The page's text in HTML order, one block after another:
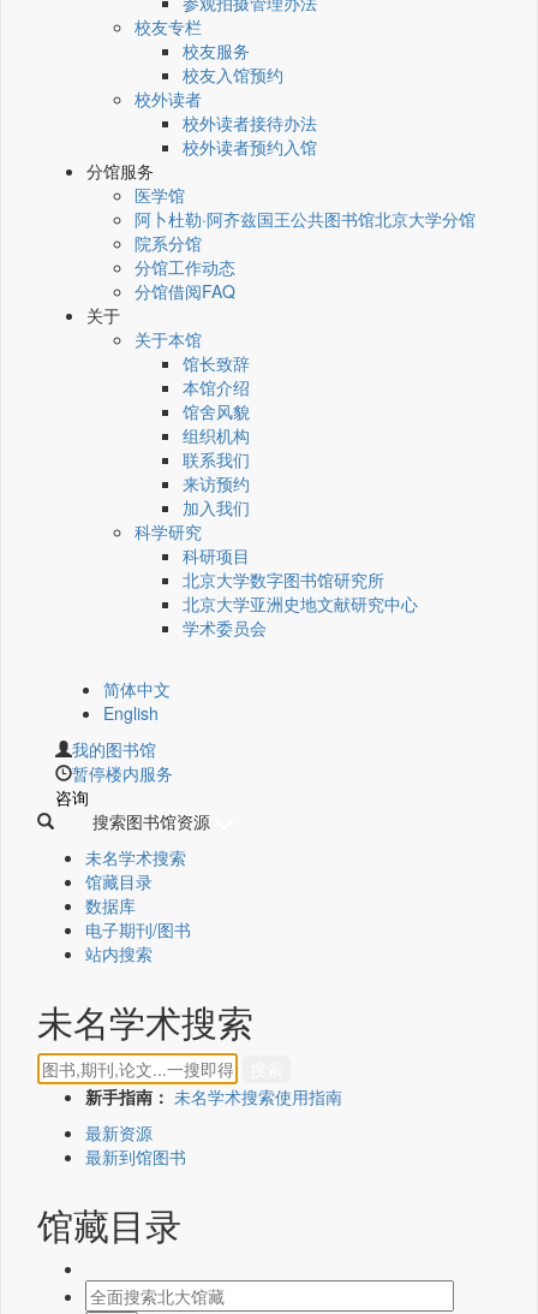
校友专栏
校友服务
校友入馆预约
校外读者
校外读者接待办法
校外读者预约入馆
分馆服务
医学馆
阿卜杜勒·阿齐兹国王公共图书馆北京大学分馆
院系分馆
分馆工作动态
分馆借阅FAQ
关于
关于本馆
馆长致辞
本馆介绍
馆舍风貌
组织机构
联系我们
来访预约
加入我们
科学研究
科研项目
北京大学数字图书馆研究所
北京大学亚洲史地文献研究中心
学术委员会
简体中文
English
我的图书馆
暂停楼内服务
咨询
搜索图书馆资源
未名学术搜索
馆藏目录
数据库
电子期刊/图书
站内搜索
未名学术搜索
新手指南： 未名学术搜索使用指南
最新资源
最新到馆图书
馆藏目录